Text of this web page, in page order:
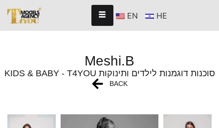
EN HE
Meshi.B
KIDS & BABY - T4YOU סוכנות דוגמנות לילדים ותינוקות
BACK